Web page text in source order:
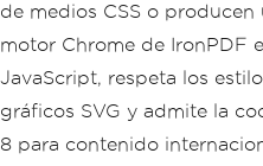
de medios CSS o
motor Chrome de IronPDF
JavaScript, respeta los
gráficos SVG y admite la
8 para contenido